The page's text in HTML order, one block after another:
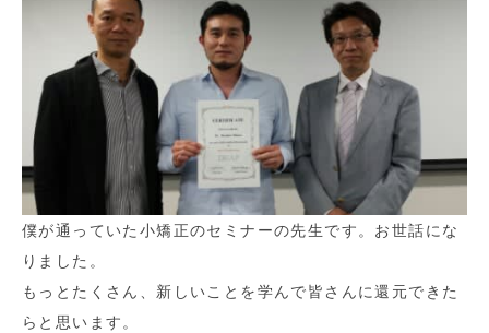
僕が通っていた小矯正のセミナーの先生です。お世話にな
りました。
もっとたくさん、新しいことを学んで皆さんに還元できた
らと思います。